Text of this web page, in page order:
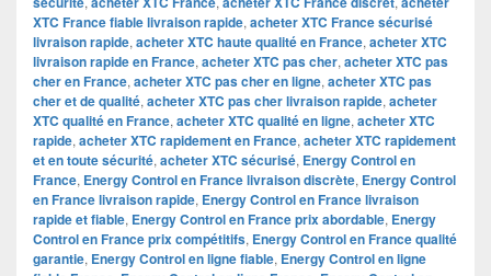
XTC France fiable livraison rapide, acheter XTC France sécurisé
livraison rapide, acheter XTC haute qualité en France, acheter XTC
livraison rapide en France, acheter XTC pas cher, acheter XTC pas
cher en France, acheter XTC pas cher en ligne, acheter XTC pas
cher et de qualité, acheter XTC pas cher livraison rapide, acheter
XTC qualité en France, acheter XTC qualité en ligne, acheter XTC
rapide, acheter XTC rapidement en France, acheter XTC rapidement
et en toute sécurité, acheter XTC sécurisé, Energy Control en
France, Energy Control en France livraison discrète, Energy Control
en France livraison rapide, Energy Control en France livraison
rapide et fiable, Energy Control en France prix abordable, Energy
Control en France prix compétitifs, Energy Control en France qualité
garantie, Energy Control en ligne fiable, Energy Control en ligne